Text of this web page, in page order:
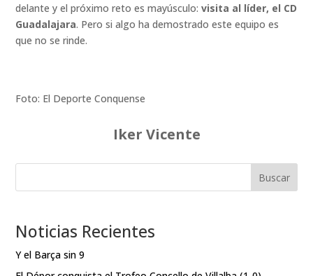
delante y el próximo reto es mayúsculo:visita al líder, el CD
Guadalajara. Pero si algo ha demostrado este equipo es
que no se rinde.
Foto: El Deporte Conquense
Iker Vicente
Buscar
Noticias Recientes
Y el Barça sin 9